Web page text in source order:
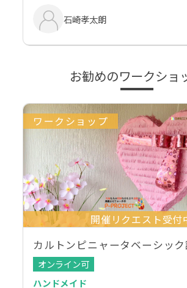
石崎孝太朗
お勧めのワークショ
ワークショップ
開催リクエスト受付
カルトンピニャータベーシッ
オンライン可
ハンドメイド